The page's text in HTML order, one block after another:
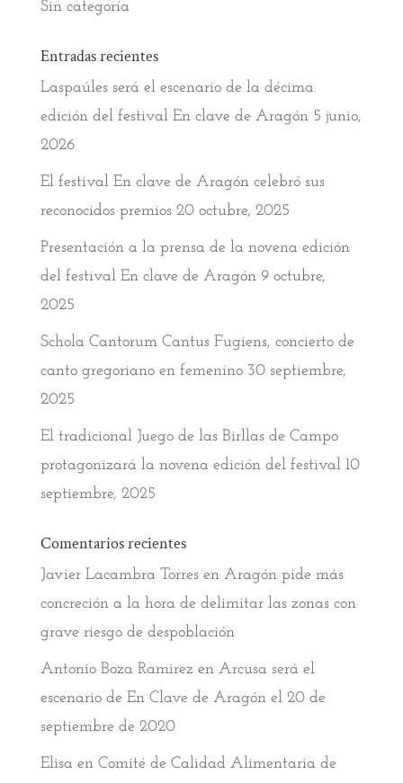
Sin categoría
Entradas recientes
Laspaúles será el escenario de la décima
edición del festival En clave de Aragón 5 junio,
2026
El festival En clave de Aragón celebró sus
reconocidos premios 20 octubre, 2025
Presentación a la prensa de la novena edición
del festival En clave de Aragón 9 octubre,
2025
Schola Cantorum Cantus Fugiens, concierto de
canto gregoriano en femenino 30 septiembre,
2025
El tradicional Juego de las Birllas de Campo
protagonizará la novena edición del festival 10
septiembre, 2025
Comentarios recientes
Javier Lacambra Torresen Aragón pide más
concreción a la hora de delimitar las zonas con
grave riesgo de despoblación
Antonio Boza Ramirez en Arcusa será el
escenario de En Clave de Aragón el 20 de
septiembre de 2020
Elisa en Comité de Calidad Alimentaria de